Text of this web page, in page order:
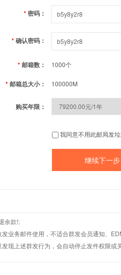
*密码：
*确认密码：
*邮箱数： 1000个
*邮箱总大小： 100000M
购买年限：
我同意不用此邮局发
余款!;
业务邮件使用，不适合群发会员通知、
现上述群发行为，会自动停止发件权限或